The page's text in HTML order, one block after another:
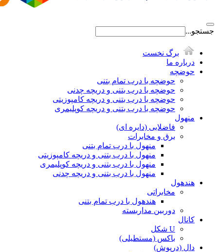
جستجو...
برگ نخست
درباره ما
حوضچه
حوضچه با درب تمام بتنی
حوضچه با درب بتنی و دریچه چدنی
حوضچه با درب بتنی و دریچه کامپوزیتی
حوضچه با درب بتنی و دریچه کوپلیمری
منهول
فاضلابی (دایره ای)
برق و مخابرات
منهول با درب تمام بتنی
منهول با درب بتنی و دریچه کامپوزیتی
منهول با درب بتنی و دریچه کوپلیمری
منهول با درب بتنی و دریچه چدنی
هندهول
مخابراتی
هندهول با درب تمام بتنی
دوربین مداربسته
کانال
U شکل
باکس (مستطیلی)
دال (درپوش)